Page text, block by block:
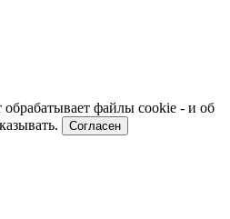
файлы cookie - и об
Согласен